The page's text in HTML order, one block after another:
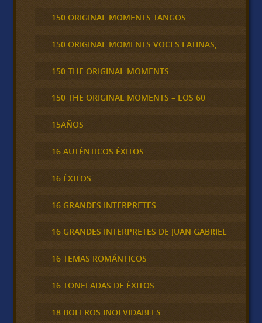
150 ORIGINAL MOMENTS TANGOS
150 ORIGINAL MOMENTS VOCES LATINAS,
150 THE ORIGINAL MOMENTS
150 THE ORIGINAL MOMENTS – LOS 60
15AÑOS
16 AUTÉNTICOS ÉXITOS
16 ÉXITOS
16 GRANDES INTERPRETES
16 GRANDES INTERPRETES DE JUAN GABRIEL
16 TEMAS ROMÁNTICOS
16 TONELADAS DE ÉXITOS
18 BOLEROS INOLVIDABLES